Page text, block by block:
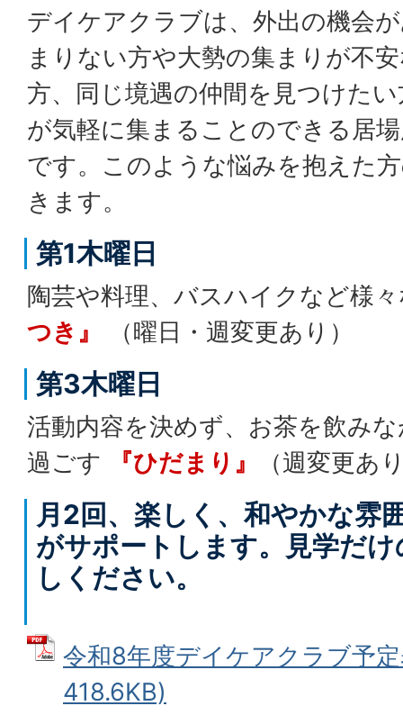
デイケアクラブは、外出の機会
まりない方や大勢の集まりが不
方、同じ境遇の仲間を見つけたい
が気軽に集まることのできる居
です。このような悩みを抱えた
きます。
第1木曜日
陶芸や料理、バスハイクなど様
つき』
（曜日・週変更あり）
第3木曜日
活動内容を決めず、お茶を飲み
過ごす
『ひだまり』 （週変更あ
月2回、楽しく、和やかな雰
がサポートします。見学だ
しください。
令和8年度デイケアクラブ予
418.6KB)